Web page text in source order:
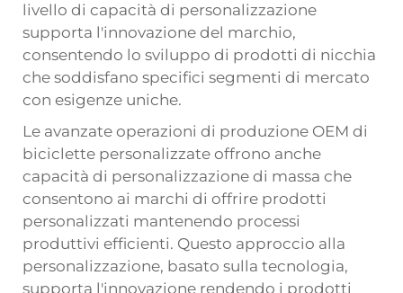
livello di capacità di personalizzazione
supporta l'innovazione del marchio,
consentendo lo sviluppo di prodotti di nicchia
che soddisfano specifici segmenti di mercato
con esigenze uniche.
Le avanzate operazioni di produzione OEM di
biciclette personalizzate offrono anche
capacità di personalizzazione di massa che
consentono ai marchi di offrire prodotti
personalizzati mantenendo processi
produttivi efficienti. Questo approccio alla
personalizzazione, basato sulla tecnologia,
supporta l'innovazione rendendo i prodotti